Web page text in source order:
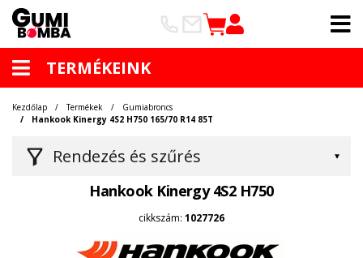
TERMÉKEINK
Rendezés és szűrés
Kezdőlap Termékek
Gumiabroncs
Hankook Kinergy 4S2 H750 165/70 R14 85T
Hankook Kinergy 4S2 H750
cikkszám: 1027726